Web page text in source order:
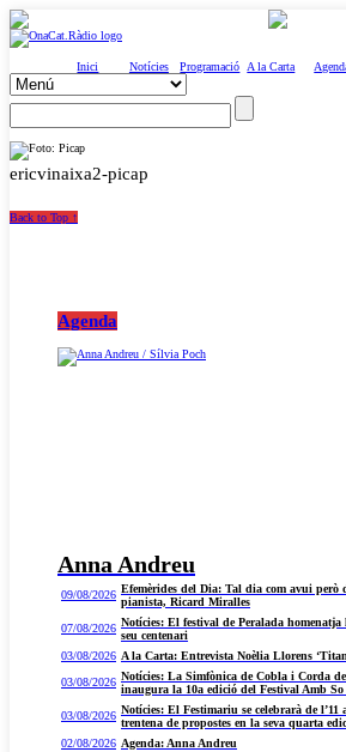
Inici Notícies Programació A la Carta
ericvinaixa2-picap
Back to Top ↑
Agenda
Anna Andreu
09/08/2026 Efemèrides del Dia: Tal dia com avui però
pianista, Ricard Miralles
07/08/2026 Notícies: El festival de Peralada
seu centenari
03/08/2026 A la Carta: Entrevista Noèlia Llorens
03/08/2026 Notícies: La Simfònica de Cobla i Corda
inaugura la 10a edició del Festival Amb
03/08/2026 Notícies: El Festimariu se celebrarà de l’11
trentena de propostes en la seva quarta
02/08/2026 Agenda: Anna Andreu